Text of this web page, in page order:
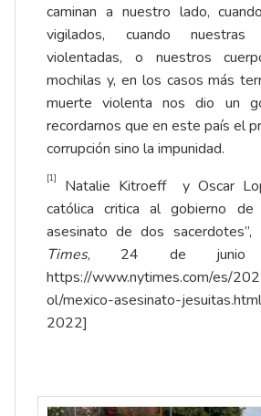
caminan a nuestro lado,
vigilados, cuando
violentadas, o nuestros
mochilas y, en los casos más
muerte violenta nos dio un
recordarnos que en este país el
corrupción sino la impunidad.
[1]
Natalie Kitroeff y Oscar
católica critica al gobierno
asesinato de dos sacerdotes”,
Times, 24 de junio
https://www.nytimes.com/es/
ol/mexico-asesinato-jesuitas.html
2022]